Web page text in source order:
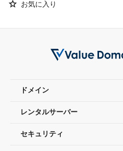
Star お気に入り
ドメイン
レンタルサーバー
セキュリティ